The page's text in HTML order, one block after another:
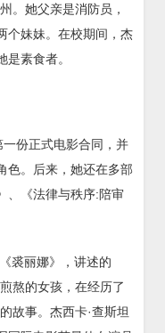
。她父亲是消防员，
个妹妹。在校期间，杰
素食者。
份正式电影合同，并
色。后来，她还在多部
、《法律与秩序:陪审
裘丽娜》，讲述的
熬的女孩，在经历了
故事。杰西卡·查斯坦